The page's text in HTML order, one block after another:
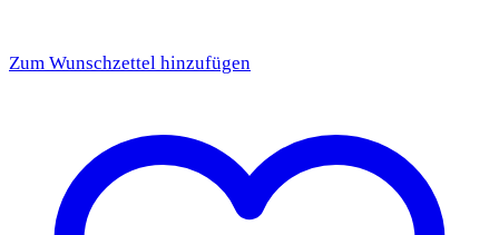
Zum Wunschzettel hinzufügen